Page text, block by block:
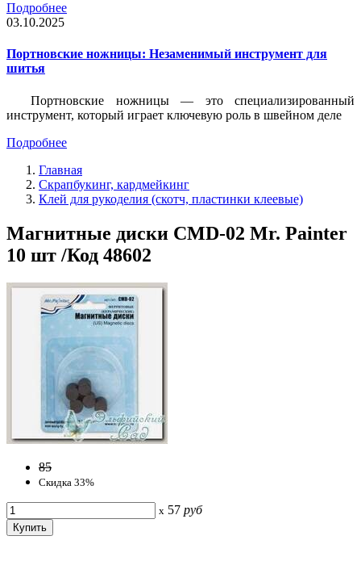
Подробнее
03.10.2025
Портновские ножницы: Незаменимый инструмент для
шитья
Портновские ножницы — это специализированный
инструмент, который играет ключевую роль в швейном деле
Подробнее
Главная
Скрапбукинг, кардмейкинг
Клей для рукоделия (скотч, пластинки клеевые)
Магнитные диски CMD-02 Mr. Painter
10 шт /Код 48602
85
Скидка 33%
x 57 руб